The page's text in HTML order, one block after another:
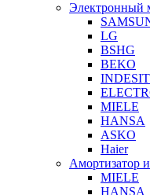
Электронный
LG
BSHG
BEKO
MIELE
HANSA
ASKO
Haier
Амортизатор
MIELE
HANSA